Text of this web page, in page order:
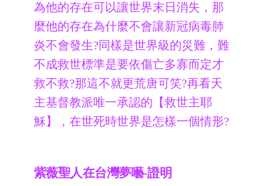
為他的存在可以讓世界末日消失，那
麼他的存在為什麼不會讓新冠病毒肺
炎不會發生?同樣是世界級的災難，難
不成救世標準是要依傷亡多寡而定才
救不救?那這不就更荒唐可笑?再看天
主基督教派唯一承認的【救世主耶
穌】，在世死時世界是怎樣一個情形?
紫薇聖人在台灣夢囈-證明